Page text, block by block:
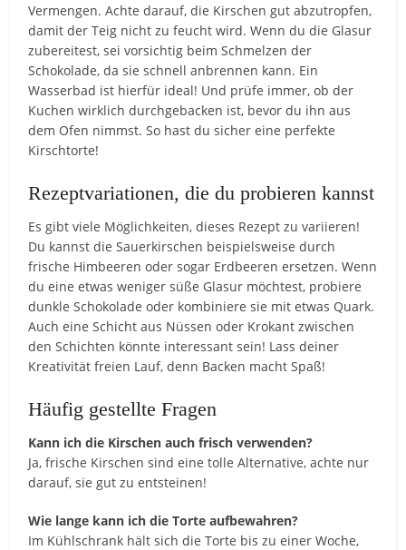
Vermengen. Achte darauf, die Kirschen gut abzutropfen,
damit der Teig nicht zu feucht wird. Wenn du die Glasur
zubereitest, sei vorsichtig beim Schmelzen der
Schokolade, da sie schnell anbrennen kann. Ein
Wasserbad ist hierfür ideal! Und prüfe immer, ob der
Kuchen wirklich durchgebacken ist, bevor du ihn aus
dem Ofen nimmst. So hast du sicher eine perfekte
Kirschtorte!
Rezeptvariationen, die du probieren kannst
Es gibt viele Möglichkeiten, dieses Rezept zu variieren!
Du kannst die Sauerkirschen beispielsweise durch
frische Himbeeren oder sogar Erdbeeren ersetzen. Wenn
du eine etwas weniger süße Glasur möchtest, probiere
dunkle Schokolade oder kombiniere sie mit etwas Quark.
Auch eine Schicht aus Nüssen oder Krokant zwischen
den Schichten könnte interessant sein! Lass deiner
Kreativität freien Lauf, denn Backen macht Spaß!
Häufig gestellte Fragen
Kann ich die Kirschen auch frisch verwenden?
Ja, frische Kirschen sind eine tolle Alternative, achte nur
darauf, sie gut zu entsteinen!
Wie lange kann ich die Torte aufbewahren?
Im Kühlschrank hält sich die Torte bis zu einer Woche,